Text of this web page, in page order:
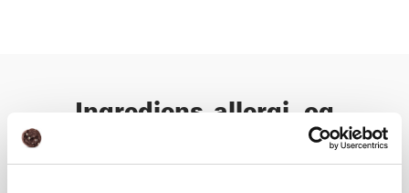
Ingrediens, allergi- og
næringsoplysning